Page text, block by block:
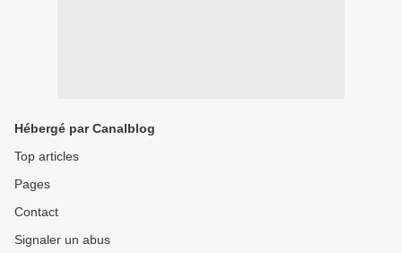
Hébergé par Canalblog
Top articles
Pages
Contact
Signaler un abus